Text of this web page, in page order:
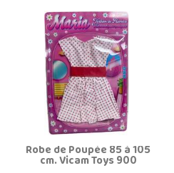
Robe de Poupée 85 à 105
cm. Vicam Toys 900